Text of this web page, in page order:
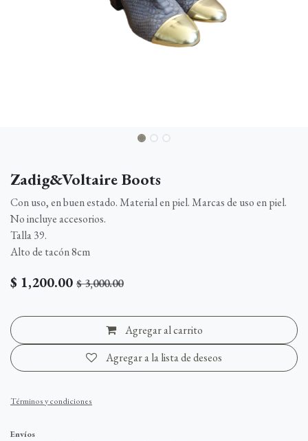
Zadig&Voltaire Boots
Con uso, en buen estado. Material en piel. Marcas de uso en piel.
No incluye accesorios.
Talla 39.
Alto de tacón 8cm
$ 1,200.00 $3,000.00
Agregar al carrito
Agregar a la lista de deseos
Términos y condiciones
Envíos